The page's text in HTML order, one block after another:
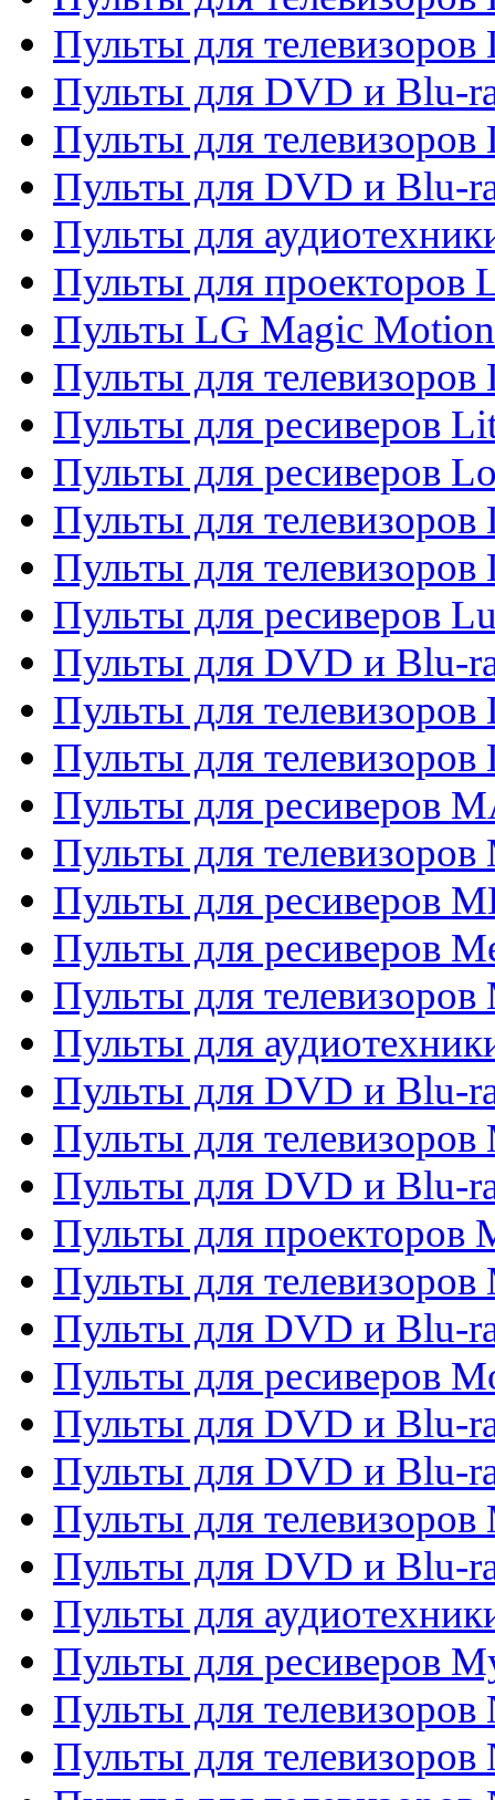
Пульты для телевизоров
Пульты для DVD и Blu-
Пульты для телевизоров
Пульты для DVD и Blu-
Пульты для
Пульты для проекторов
Пульты LG Magic Motion
Пульты для
Пульты для ресиверов
Пульты для ресиверов
Пульты для телевизоров
Пульты для
Пульты для ресиверов
Пульты для DVD и Blu-
Пульты для телевизоров
Пульты для телевизоров
Пульты для ресиверов
Пульты для телевизоров
Пульты для ресиверов
Пульты для ресиверов
Пульты для телевизоров
Пульты для
Пульты для DVD и Blu-
Пульты для
Пульты для DVD и Blu-
Пульты для проекторов
Пульты для
Пульты для DVD и Blu-
Пульты для ресиверов
Пульты для DVD и Blu-
Пульты для DVD и Blu-
Пульты для телевизоров
Пульты для DVD и Blu-
Пульты для
Пульты для ресиверов
Пульты для телевизоров
Пульты для телевизоров